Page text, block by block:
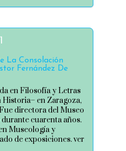
La Consolación
Fernández De
en Filosofía y Letras
Historia– en Zaragoza,
directora del Museo
cuarenta años.
Museología y
de exposiciones. ver